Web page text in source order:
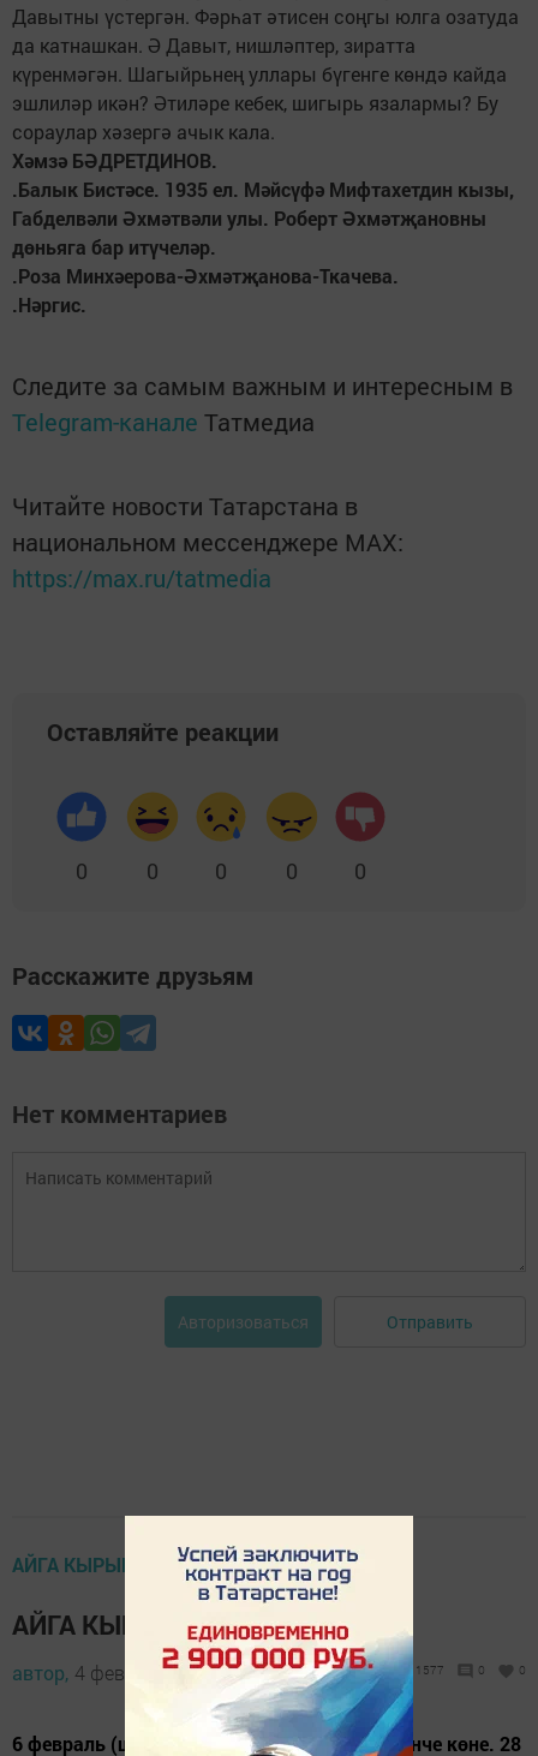
Давытны үстергән. Фәрһат әтисен соңгы юлга озатуда
да катнашкан. Ә Давыт, нишләптер, зиратта
күренмәгән. Шагыйрьнең уллары бүгенге көндә кайда
эшлиләр икән? Әтиләре кебек, шигырь язалармы? Бу
сораулар хәзергә ачык кала.
Хәмзә БӘДРЕТДИНОВ.
.Балык Бистәсе. 1935 ел. Мәйсүфә Мифтахетдин кызы,
Габделвәли Әхмәтвәли улы. Роберт Әхмәтҗановны
дөньяга бар итүчеләр.
.Роза Минхәерова-Әхмәтҗанова-Ткачева.
.Нәргис.
Следите за самым важным и интересным в
Telegram-канале Татмедиа
Читайте новости Татарстана в
национальном мессенджере MАХ:
https://max.ru/tatmedia
Оставляйте реакции
0 0 0 0 0
Расскажите друзьям
Нет комментариев
Авторизоваться Отправить
АЙГА КЫРЫН КАРАМА
АЙГА КЫРЫН КАРАМА
автор, 4 февраль 2016 - 16:25 1577 0 0
6 февраль (шимбә). Рабигүл ахир аеның 27 нче көне. 28